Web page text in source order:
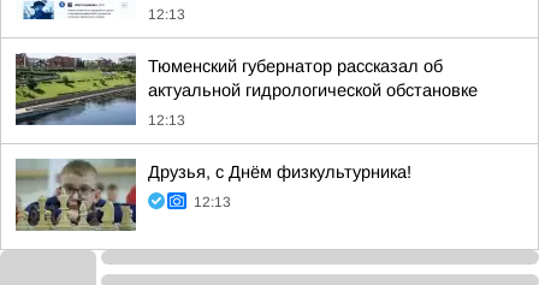
12:13
Тюменский губернатор рассказал об
актуальной гидрологической обстановке
12:13
Друзья, с Днём физкультурника!
12:13